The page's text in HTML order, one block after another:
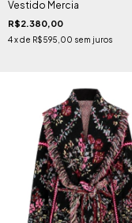
Vestido Mercia
R$2.380,00
4x de R$595,00 sem juros